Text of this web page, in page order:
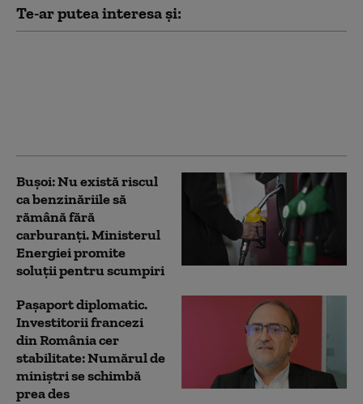
Te-ar putea interesa și:
Bușoi: Nu există riscul
ca benzinăriile să
rămână fără
carburanți. Ministerul
Energiei promite
soluții pentru scumpiri
Pașaport diplomatic.
Investitorii francezi
din România cer
stabilitate: Numărul de
miniștri se schimbă
prea des